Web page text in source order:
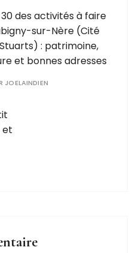
des activités à faire
sur-Nère (Cité
: patrimoine,
et bonnes adresses
JOELAINDIEN
et